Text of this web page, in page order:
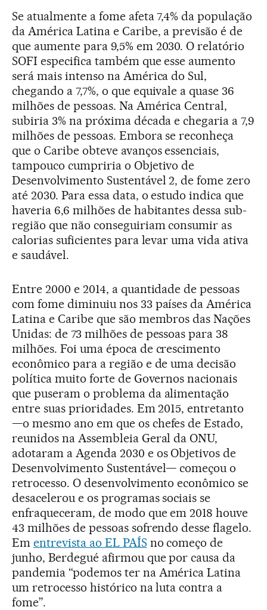
Se atualmente a fome afeta 7,4% da população
da América Latina e Caribe, a previsão é de
que aumente para 9,5% em 2030. O relatório
SOFI especifica também que esse aumento
será mais intenso na América do Sul,
chegando a 7,7%, o que equivale a quase 36
milhões de pessoas. Na América Central,
subiria 3% na próxima década e chegaria a 7,9
milhões de pessoas. Embora se reconheça
que o Caribe obteve avanços essenciais,
tampouco cumpriria o Objetivo de
Desenvolvimento Sustentável 2, de fome zero
até 2030. Para essa data, o estudo indica que
haveria 6,6 milhões de habitantes dessa sub-
região que não conseguiriam consumir as
calorias suficientes para levar uma vida ativa
e saudável.
Entre 2000 e 2014, a quantidade de pessoas
com fome diminuiu nos 33 países da América
Latina e Caribe que são membros das Nações
Unidas: de 73 milhões de pessoas para 38
milhões. Foi uma época de crescimento
econômico para a região e de uma decisão
política muito forte de Governos nacionais
que puseram o problema da alimentação
entre suas prioridades. Em 2015, entretanto
—o mesmo ano em que os chefes de Estado,
reunidos na Assembleia Geral da ONU,
adotaram a Agenda 2030 e os Objetivos de
Desenvolvimento Sustentável— começou o
retrocesso. O desenvolvimento econômico se
desacelerou e os programas sociais se
enfraqueceram, de modo que em 2018 houve
43 milhões de pessoas sofrendo desse flagelo.
Em entrevista ao EL PAÍS no começo de
junho, Berdegué afirmou que por causa da
pandemia “podemos ter na América Latina
um retrocesso histórico na luta contra a
fome”.